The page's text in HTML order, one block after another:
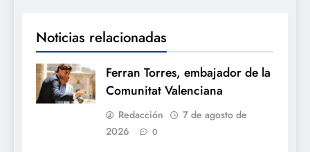
Noticias relacionadas
Ferran Torres, embajador de la
Comunitat Valenciana
Redacción
7 de agosto de
2026
0